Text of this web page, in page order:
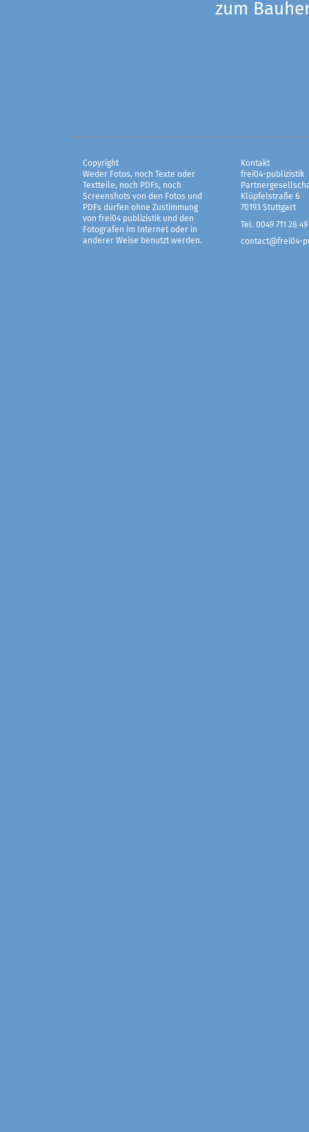
zum
Copyright
Weder Fotos, noch Texte oder
Textteile, noch PDFs, noch
Screenshots von den Fotos und
PDFs dürfen ohne Zustimmung
von frei04 publizistik und den
Fotografen im Internet oder in
anderer Weise benutzt werden.
Kontakt
frei04-publizistik
Klüpfelstraße 6
70193 Stuttgart
Tel. 0049 711 28 49
contact@frei04-